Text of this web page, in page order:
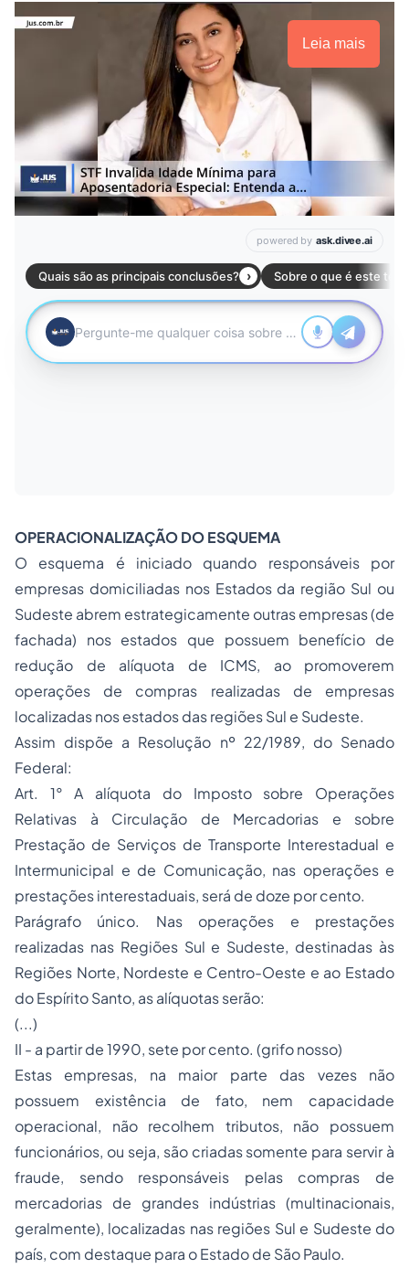
Leia mais
OPERACIONALIZAÇÃO DO ESQUEMA
O esquema é iniciado quando responsáveis por
empresas domiciliadas nos Estados da região Sul ou
Sudeste abrem estrategicamente outras empresas (de
fachada) nos estados que possuem benefício de
redução de alíquota de ICMS, ao promoverem
operações de compras realizadas de empresas
localizadas nos estados das regiões Sul e Sudeste.
Assim dispõe a Resolução nº 22/1989, do Senado
Federal:
Art. 1° A alíquota do Imposto sobre Operações
Relativas à Circulação de Mercadorias e sobre
Prestação de Serviços de Transporte Interestadual e
Intermunicipal e de Comunicação, nas operações e
prestações interestaduais, será de doze por cento.
Parágrafo único. Nas operações e prestações
realizadas nas Regiões Sul e Sudeste, destinadas às
Regiões Norte, Nordeste e Centro-Oeste e ao Estado
do Espírito Santo, as alíquotas serão:
(...)
II - a partir de 1990, sete por cento. (grifo nosso)
Estas empresas, na maior parte das vezes não
possuem existência de fato, nem capacidade
operacional, não recolhem tributos, não possuem
funcionários, ou seja, são criadas somente para servir à
fraude, sendo responsáveis pelas compras de
mercadorias de grandes indústrias (multinacionais,
geralmente), localizadas nas regiões Sul e Sudeste do
país, com destaque para o Estado de São Paulo.